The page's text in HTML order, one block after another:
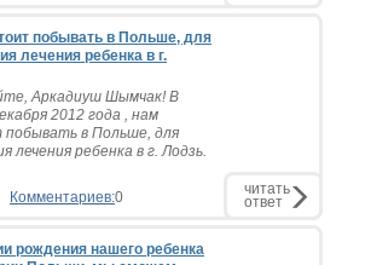
побывать в Польше, для
лечения ребенка в г.
Аркадиуш Шымчак! В
2012 года , нам
в Польше, для
лечения ребенка в г. Лодзь.
Комментариев:0 читать
ответ
рождения нашего ребенка